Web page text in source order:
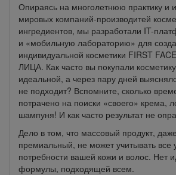
Опираясь на многолетнюю практику и
мировых компаний-производитей
ингредиентов, мы разработали IT-
и «мобильную лабораторию» для
индивидуальной косметики FIRST
ЛИЦА. Как часто вы покупали
идеальной, а через пару дней
не подходит? Вспомните, сколько
потрачено на поиски «своего» крема,
шампуня! И как часто результат не
Дело в том, что массовый продукт,
премиальный, не может учитывать все
потребности вашей кожи и волос. Нет
формулы, подходящей всем.